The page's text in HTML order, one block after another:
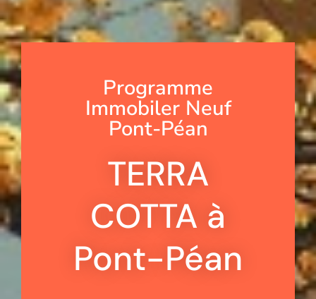
Programme
Immobiler Neuf
Pont-Péan
TERRA
COTTA à
Pont-Péan